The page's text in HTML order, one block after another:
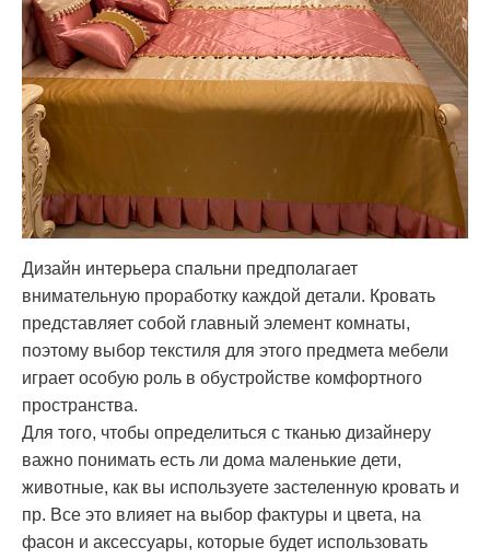
Дизайн интерьера спальни предполагает
внимательную проработку каждой детали. Кровать
представляет собой главный элемент комнаты,
поэтому выбор текстиля для этого предмета мебели
играет особую роль в обустройстве комфортного
пространства.
Для того, чтобы определиться с тканью дизайнеру
важно понимать есть ли дома маленькие дети,
животные, как вы используете застеленную кровать и
пр. Все это влияет на выбор фактуры и цвета, на
фасон и аксессуары, которые будет использовать